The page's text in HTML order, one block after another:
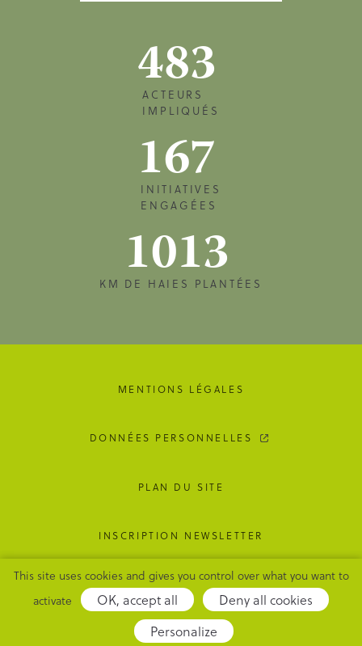
483
ACTEURS
IMPLIQUÉS
167
INITIATIVES
ENGAGÉES
1013
KM DE HAIES PLANTÉES
MENTIONS LÉGALES
DONNÉES PERSONNELLES
PLAN DU SITE
INSCRIPTION NEWSLETTER
GESTION DES COOKIES
Adipso,
agence
This site uses cookies and gives you control over what you want to
activate
OK, accept all
Deny all cookies
Personalize